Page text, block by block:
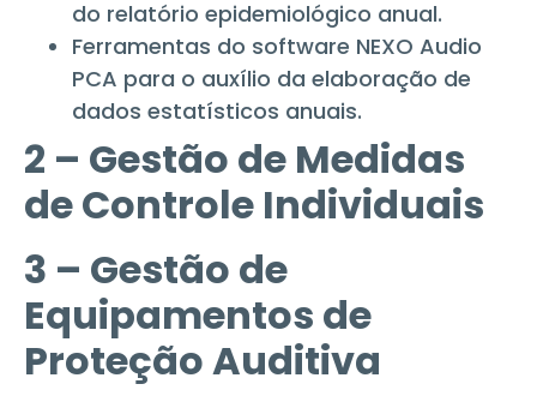
do relatório epidemiológico anual.
Ferramentas do software NEXO Audio
PCA para o auxílio da elaboração de
dados estatísticos anuais.
2 – Gestão de Medidas
de Controle Individuais
3 – Gestão de
Equipamentos de
Proteção Auditiva